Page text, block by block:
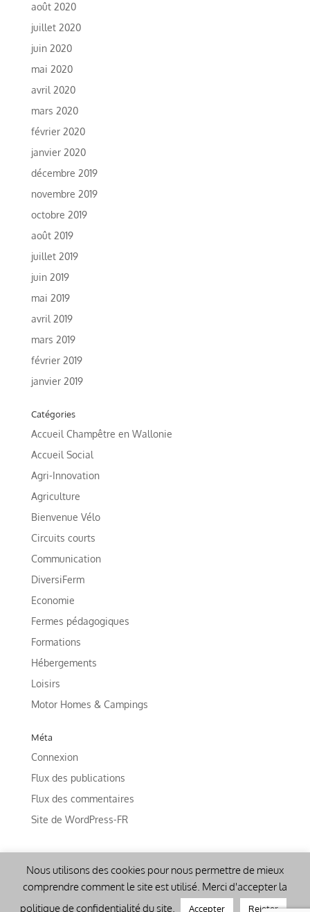
août 2020
juillet 2020
juin 2020
mai 2020
avril 2020
mars 2020
février 2020
janvier 2020
décembre 2019
novembre 2019
octobre 2019
août 2019
juillet 2019
juin 2019
mai 2019
avril 2019
mars 2019
février 2019
janvier 2019
Catégories
Accueil Champêtre en Wallonie
Accueil Social
Agri-Innovation
Agriculture
Bienvenue Vélo
Circuits courts
Communication
DiversiFerm
Economie
Fermes pédagogiques
Formations
Hébergements
Loisirs
Motor Homes & Campings
Méta
Connexion
Flux des publications
Flux des commentaires
Site de WordPress-FR
Accueil Champêtre en Wallonie - 2018/22 - Tous droits
Nous utilisons des cookies pour nous permettre de mieux
comprendre comment le site est utilisé. Merci d'accepter la
politique de confidentialité du site.
Accepter Rejeter